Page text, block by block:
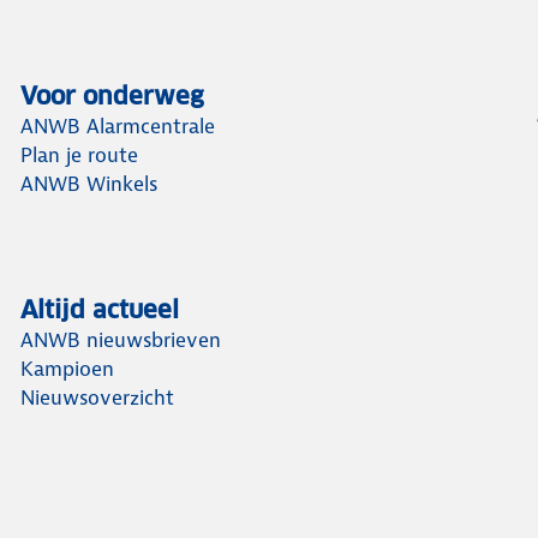
Voor onderweg
ANWB Alarmcentrale
Plan je route
ANWB Winkels
Altijd actueel
ANWB nieuwsbrieven
Kampioen
Nieuwsoverzicht